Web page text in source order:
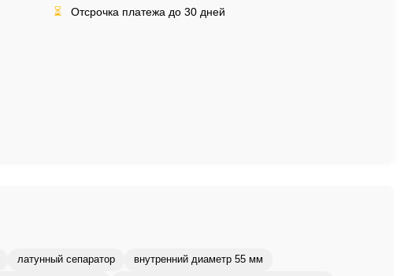
⏳ Отсрочка платежа до 30 дней
латунный сепаратор внутренний диаметр 55 мм